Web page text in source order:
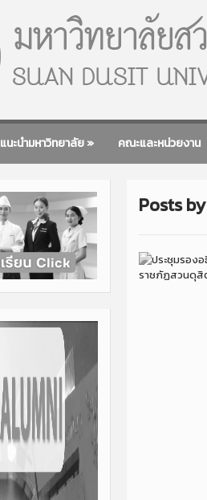
แนะนำมหาวิทยาลัย» คณะและหน่วยงาน
Posts by